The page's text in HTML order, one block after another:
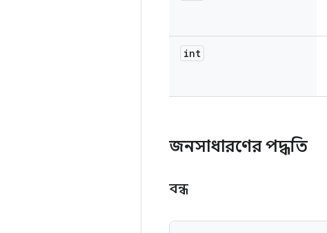
int
জনসাধারণের পদ্ধতি
বন্ধ